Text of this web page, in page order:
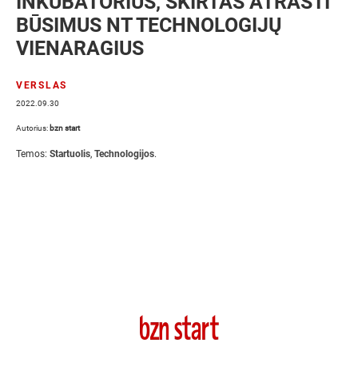
BŪSIMUS NT TECHNOLOGIJŲ
VIENARAGIUS
VERSLAS
2022.09.30
Autorius: bzn start
Temos: Startuolis, Technologijos.